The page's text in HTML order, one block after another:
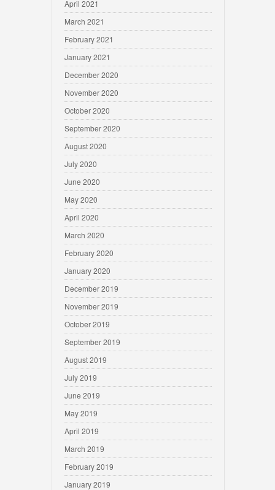
April 2021
March 2021
February 2021
January 2021
December 2020
November 2020
October 2020
September 2020
August 2020
July 2020
June 2020
May 2020
April 2020
March 2020
February 2020
January 2020
December 2019
November 2019
October 2019
September 2019
August 2019
July 2019
June 2019
May 2019
April 2019
March 2019
February 2019
January 2019